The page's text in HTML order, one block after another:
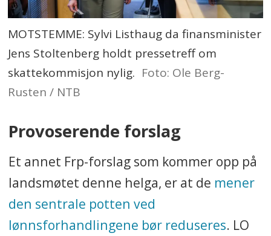
MOTSTEMME: Sylvi Listhaug da finansminister
Jens Stoltenberg holdt pressetreff om
skattekommisjon nylig. Foto: Ole Berg-
Rusten / NTB
Provoserende forslag
Et annet Frp-forslag som kommer opp på
landsmøtet denne helga, er at de mener
den sentrale potten ved
lønnsforhandlingene bør reduseres. LO